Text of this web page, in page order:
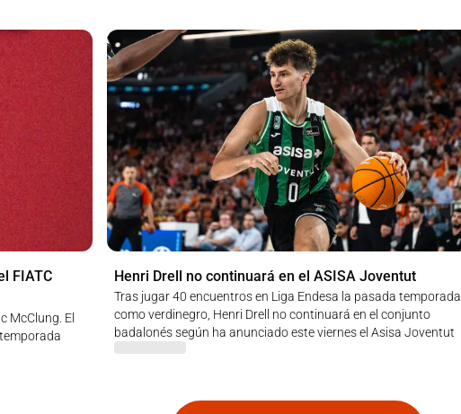
FIATC
McClung. El
Henri Drell no continuará en el ASISA Joventut
Tras jugar 40 encuentros en Liga Endesa la pasada temporada
como verdinegro, Henri Drell no continuará en el conjunto
badalonés según ha anunciado este viernes el Asisa Joventut